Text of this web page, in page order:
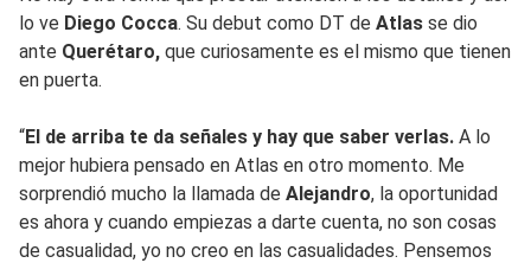
lo ve Diego Cocca. Su debut como DT de Atlas se dio
ante Querétaro, que curiosamente es el mismo que tienen
en puerta.
“El de arriba te da señales y hay que saber verlas. A lo
mejor hubiera pensado en Atlas en otro momento. Me
sorprendió mucho la llamada de Alejandro, la oportunidad
es ahora y cuando empiezas a darte cuenta, no son cosas
de casualidad, yo no creo en las casualidades. Pensemos